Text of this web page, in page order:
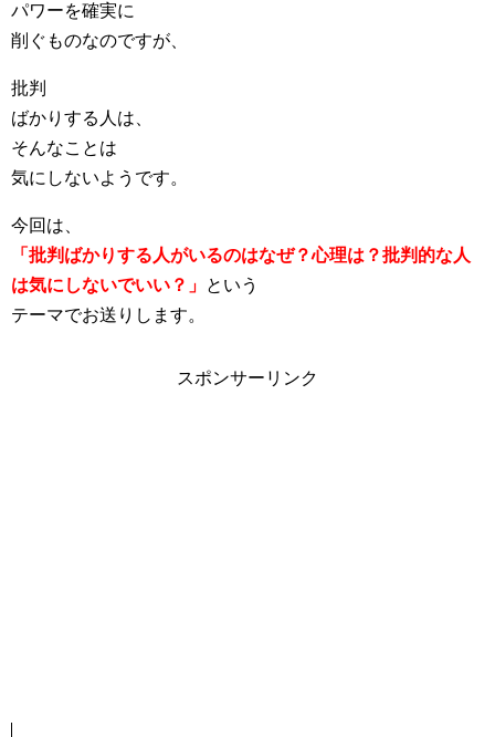
パワーを確実に
削ぐものなのですが、
批判
ばかりする人は、
そんなことは
気にしないようです。
今回は、
「批判ばかりする人がいるのはなぜ？心理は？批判的な人
は気にしないでいい？」 という
テーマでお送りします。
スポンサーリンク